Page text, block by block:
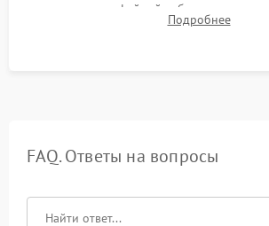
плотности кофейной таблетки,
качества молочной пены. Контроль
Подробнее
FAQ. Ответы на вопросы